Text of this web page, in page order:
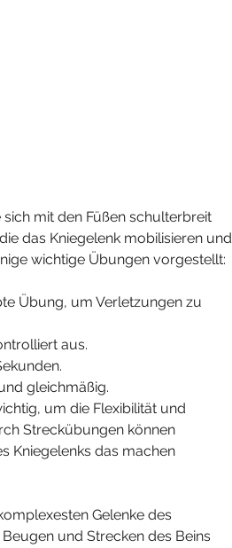
das Kniegelenk mobilisieren und
wichtige Übungen vorgestellt:
Übung, um Verletzungen zu
aus.
gleichmäßig.
um die Flexibilität und
Streckübungen können
Kniegelenks das machen
Gelenke des
und Strecken des Beins